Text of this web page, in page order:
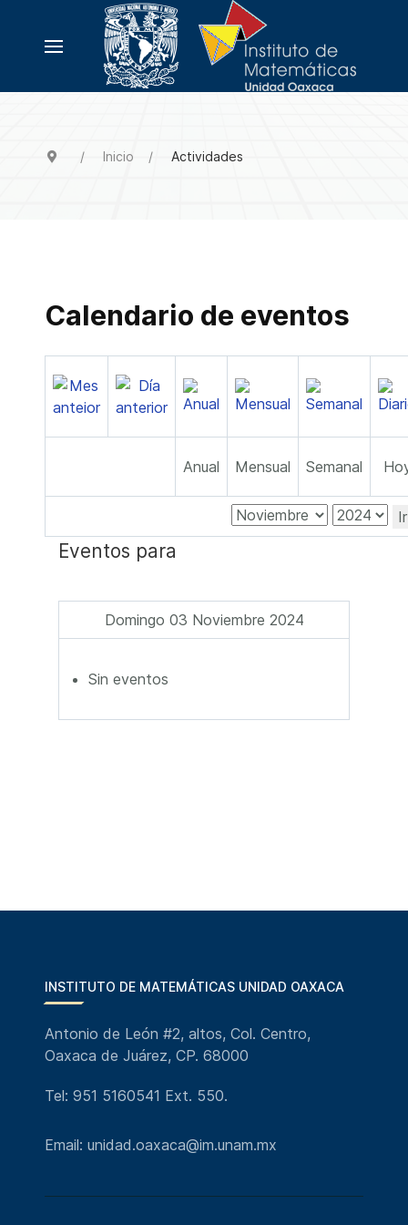
Inicio Actividades
Calendario de eventos
Anual Mensual Semanal
Eventos para
Domingo 03 Noviembre 2024
Sin eventos
INSTITUTO DE MATEMÁTICAS UNIDAD OAXACA
Antonio de León #2, altos, Col. Centro,
Oaxaca de Juárez, CP. 68000
Tel: 951 5160541 Ext. 550.
Email: unidad.oaxaca@im.unam.mx